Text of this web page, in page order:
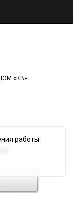
«КВ».
работы